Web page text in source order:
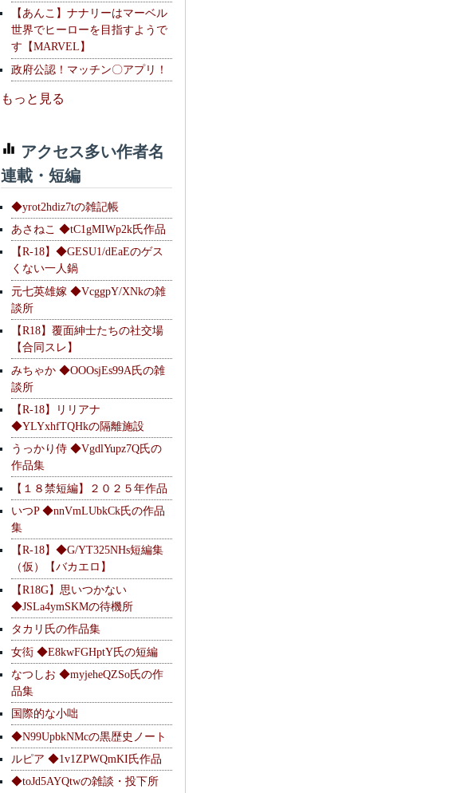
【あんこ】ナナリーはマーベル
世界でヒーローを目指すようで
す【MARVEL】
政府公認！マッチン〇アプリ！
もっと見る
アクセス多い作者名
連載・短編
◆yrot2hdiz7tの雑記帳
あさねこ ◆tC1gMIWp2k氏作品
【R-18】◆GESU1/dEaEのゲス
くない一人鍋
元七英雄嫁 ◆VcggpY/XNkの雑
談所
【R18】覆面紳士たちの社交場
【合同スレ】
みちゃか ◆OOOsjEs99A氏の雑
談所
【R-18】リリアナ
◆YLYxhfTQHkの隔離施設
うっかり侍 ◆VgdlYupz7Q氏の
作品集
【１８禁短編】２０２５年作品
いつP ◆nnVmLUbkCk氏の作品
集
【R-18】◆G/YT325NHs短編集
（仮）【バカエロ】
【R18G】思いつかない
◆JSLa4ymSKMの待機所
タカリ氏の作品集
女衒 ◆E8kwFGHptY氏の短編
なつしお ◆myjeheQZSo氏の作
品集
国際的な小咄
◆N99UpbkNMcの黒歴史ノート
ルピア ◆1v1ZPWQmKI氏作品
◆toJd5AYQtwの雑談・投下所